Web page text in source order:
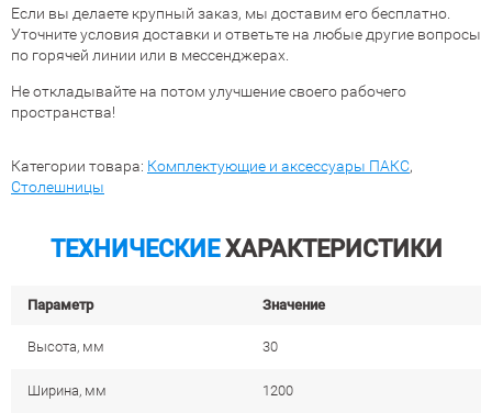
Если вы делаете крупный заказ, мы доставим его бесплатно.
Уточните условия доставки и ответьте на любые другие вопросы
по горячей линии или в мессенджерах.
Не откладывайте на потом улучшение своего рабочего
пространства!
Категории товара: Комплектующие и аксессуары ПАКС,
Столешницы
ТЕХНИЧЕСКИЕХАРАКТЕРИСТИКИ
Параметр Значение
Высота, мм 30
Ширина, мм 1200